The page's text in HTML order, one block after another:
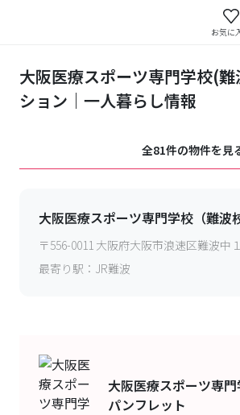
お気に
大阪医療スポーツ専門学校(
ション｜一人暮らし情報
全81件の物件を見
大阪医療スポーツ専門学校（難波校
〒556-0011 大阪府大阪市浪速区難波中
最寄り駅： JR難波
大阪医療スポーツ専門
パンフレット